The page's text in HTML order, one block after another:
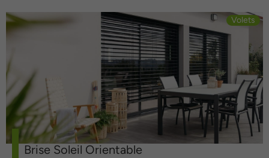
Brise Soleil Orientable
Volets